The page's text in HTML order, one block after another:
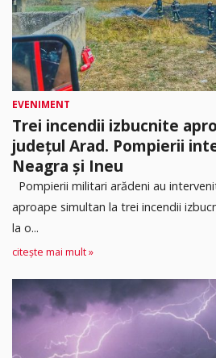
EVENIMENT
Trei incendii izbucnite
județul Arad. Pompierii
Neagra și Ineu
Pompierii militari arădeni au
aproape simultan la trei incendii
la o...
citește mai mult »